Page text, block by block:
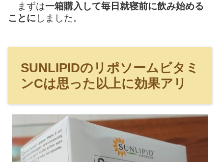
まずは一箱購入して毎日就寝前に飲み始める
ことに しました。
SUNLIPIDのリポソームビタミ
ンCは思った以上に効果アリ